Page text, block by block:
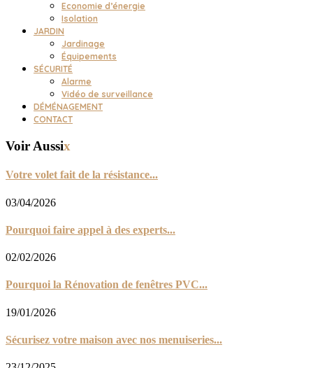
Economie d’énergie
Isolation
JARDIN
Jardinage
Équipements
SÉCURITÉ
Alarme
Vidéo de surveillance
DÉMÉNAGEMENT
CONTACT
Voir Aussix
Votre volet fait de la résistance...
03/04/2026
Pourquoi faire appel à des experts...
02/02/2026
Pourquoi la Rénovation de fenêtres PVC...
19/01/2026
Sécurisez votre maison avec nos menuiseries...